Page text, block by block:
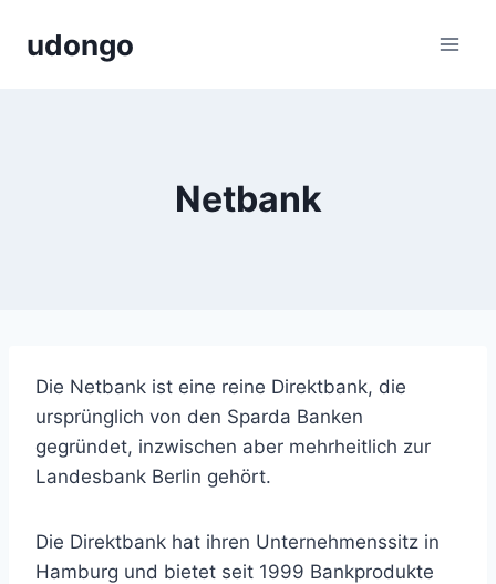
Inhaltudongo
Netbank
Die Netbank ist eine reine Direktbank, die
ursprünglich von den Sparda Banken
gegründet, inzwischen aber mehrheitlich zur
Landesbank Berlin gehört.
Die Direktbank hat ihren Unternehmenssitz in
Hamburg und bietet seit 1999 Bankprodukte